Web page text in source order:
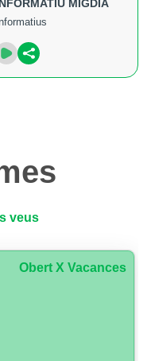
MIGDIA
Informatius
veus
Obert X Vacances